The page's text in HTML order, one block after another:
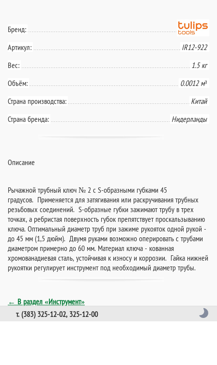
Бренд:
Артикул:
IR12-922
Вес:
1.5 кг
Объём:
0.0012 м³
Страна производства:
Китай
Страна бренда:
Нидерланды
Описание
Рычажной трубный ключ № 2 с S-образными губками 45
градусов. Применяется для затягивания или раскручивания трубных
резьбовых соединений. S-образные губки зажимают трубу в трех
точках, а ребристая поверхность губок препятствует проскальзыванию
ключа. Оптимальный диаметр труб при зажиме рукояток одной рукой -
до 45 мм (1,5 дюйм). Двумя руками возможно оперировать с трубами
диаметром примерно до 60 мм. Материал ключа - кованная
хромованадиевая сталь, устойчивая к износу и коррозии. Гайка нижней
рукоятки регулирует инструмент под необходимый диаметр трубы.
← В раздел «Инструмент»
т. (383) 325-12-02, 325-12-00